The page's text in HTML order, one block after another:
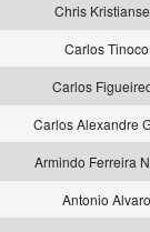
Chris
Carlos Tinoco
Carlos
Carlos Alexandre
Armindo Ferreira
Antonio Alvaro